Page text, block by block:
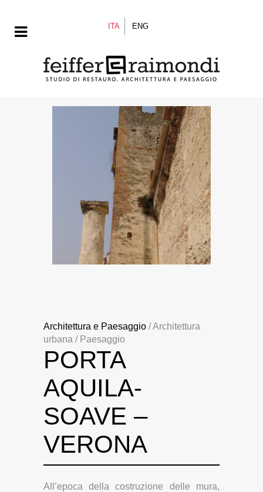
ITA ENG
Architettura e Paesaggio / Architettura
urbana / Paesaggio
PORTA
AQUILA-
SOAVE –
VERONA
All’epoca della costruzione delle mura,